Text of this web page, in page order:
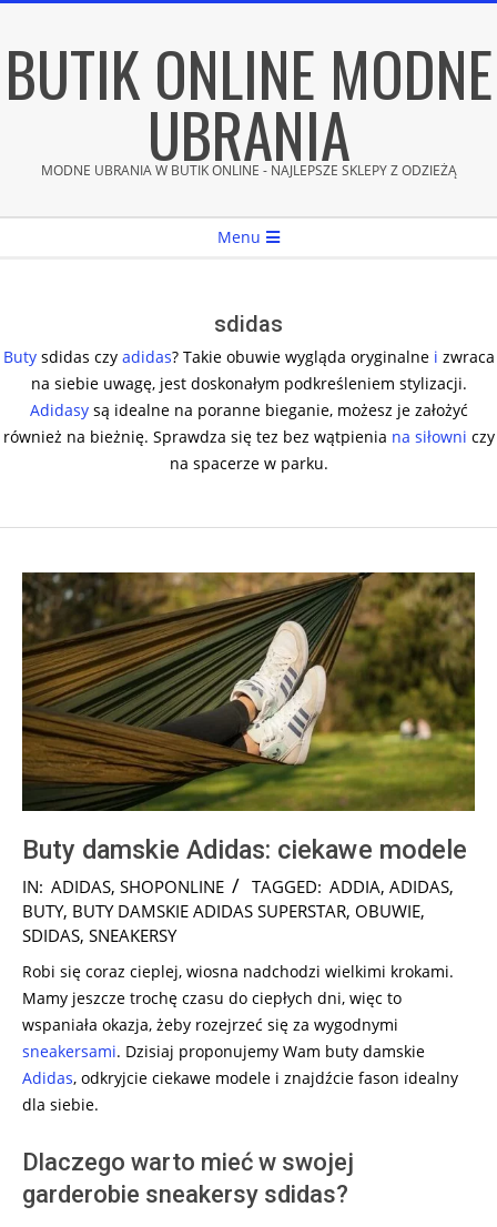
content
BUTIK ONLINE MODNE
UBRANIA
MODNE UBRANIA W BUTIK ONLINE - NAJLEPSZE SKLEPY Z ODZIEŻĄ
Menu
sdidas
Butysdidas czy adidas? Takie obuwie wygląda oryginalne i zwraca
na siebie uwagę, jest doskonałym podkreśleniem stylizacji.
Adidasysą idealne na poranne bieganie, możesz je założyć
również na bieżnię. Sprawdza się tez bez wątpienia na siłowni czy
na spacerze w parku.
Buty damskie Adidas: ciekawe modele
2026-
02-
15
IN: ADIDAS, SHOPONLINE TAGGED: ADDIA, ADIDAS,
BUTY, BUTY DAMSKIE ADIDAS SUPERSTAR, OBUWIE,
SDIDAS, SNEAKERSY
Robi się coraz cieplej, wiosna nadchodzi wielkimi krokami.
Mamy jeszcze trochę czasu do ciepłych dni, więc to
wspaniała okazja, żeby rozejrzeć się za wygodnymi
sneakersami. Dzisiaj proponujemy Wam buty damskie
Adidas, odkryjcie ciekawe modele i znajdźcie fason idealny
dla siebie.
Dlaczego warto mieć w swojej
garderobie sneakersy sdidas?